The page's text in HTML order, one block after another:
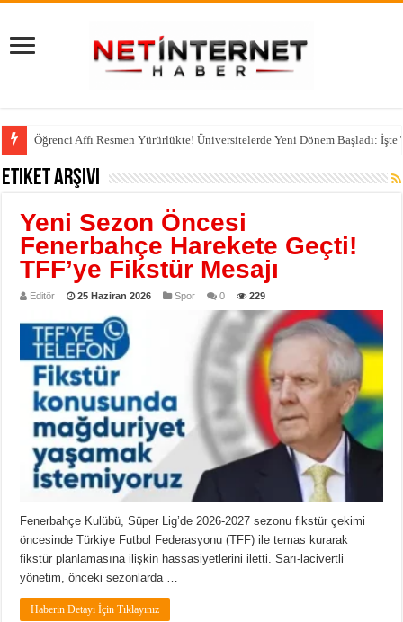
Öğrenci Affı Resmen Yürürlükte! Üniversitelerde Yeni Dönem Başladı: İşte
Etiket Arşivi
Yeni Sezon Öncesi
Fenerbahçe Harekete Geçti!
TFF’ye Fikstür Mesajı
Editör 25 Haziran 2026 Spor 0 229
Fenerbahçe Kulübü, Süper Lig’de 2026-2027 sezonu fikstür çekimi
öncesinde Türkiye Futbol Federasyonu (TFF) ile temas kurarak
fikstür planlamasına ilişkin hassasiyetlerini iletti. Sarı-lacivertli
yönetim, önceki sezonlarda …
Haberin Detayı İçin Tıklayınız